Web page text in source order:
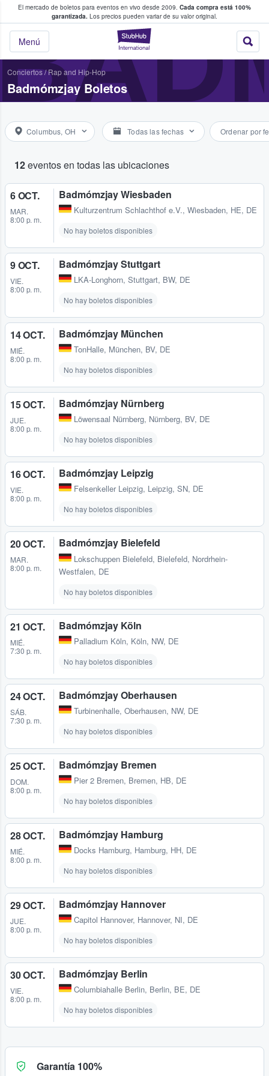
El mercado de boletos para eventos en vivo desde 2009. Cada compra está 100%
garantizada. Los precios pueden variar de su valor original.
StubHub: donde
Menú
fans compran y venden boletos
Conciertos/Rap and Hip-Hop
Badmómzjay Boletos
Columbus, OH Todas las fechas Ordenar por
12eventos en todas las ubicaciones
6 OCT.
MAR.
8:00 p. m.
Badmómzjay Wiesbaden
Kulturzentrum Schlachthof e.V., Wiesbaden, HE, DE
No hay boletos disponibles
9 OCT.
VIE.
8:00 p. m.
Badmómzjay Stuttgart
LKA-Longhorn, Stuttgart, BW, DE
No hay boletos disponibles
14 OCT.
MIÉ.
8:00 p. m.
Badmómzjay München
TonHalle, München, BV, DE
No hay boletos disponibles
15 OCT.
JUE.
8:00 p. m.
Badmómzjay Nürnberg
Löwensaal Nürnberg, Nürnberg, BV, DE
No hay boletos disponibles
16 OCT.
VIE.
8:00 p. m.
Badmómzjay Leipzig
Felsenkeller Leipzig, Leipzig, SN, DE
No hay boletos disponibles
20 OCT.
MAR.
8:00 p. m.
Badmómzjay Bielefeld
Lokschuppen Bielefeld, Bielefeld, Nordrhein-
Westfalen, DE
No hay boletos disponibles
21 OCT.
MIÉ.
7:30 p. m.
Badmómzjay Köln
Palladium Köln, Köln, NW, DE
No hay boletos disponibles
24 OCT.
SÁB.
7:30 p. m.
Badmómzjay Oberhausen
Turbinenhalle, Oberhausen, NW, DE
No hay boletos disponibles
25 OCT.
DOM.
8:00 p. m.
Badmómzjay Bremen
Pier 2 Bremen, Bremen, HB, DE
No hay boletos disponibles
28 OCT.
MIÉ.
8:00 p. m.
Badmómzjay Hamburg
Docks Hamburg, Hamburg, HH, DE
No hay boletos disponibles
29 OCT.
JUE.
8:00 p. m.
Badmómzjay Hannover
Capitol Hannover, Hannover, NI, DE
No hay boletos disponibles
30 OCT.
VIE.
8:00 p. m.
Badmómzjay Berlin
Columbiahalle Berlin, Berlin, BE, DE
No hay boletos disponibles
Garantía 100%